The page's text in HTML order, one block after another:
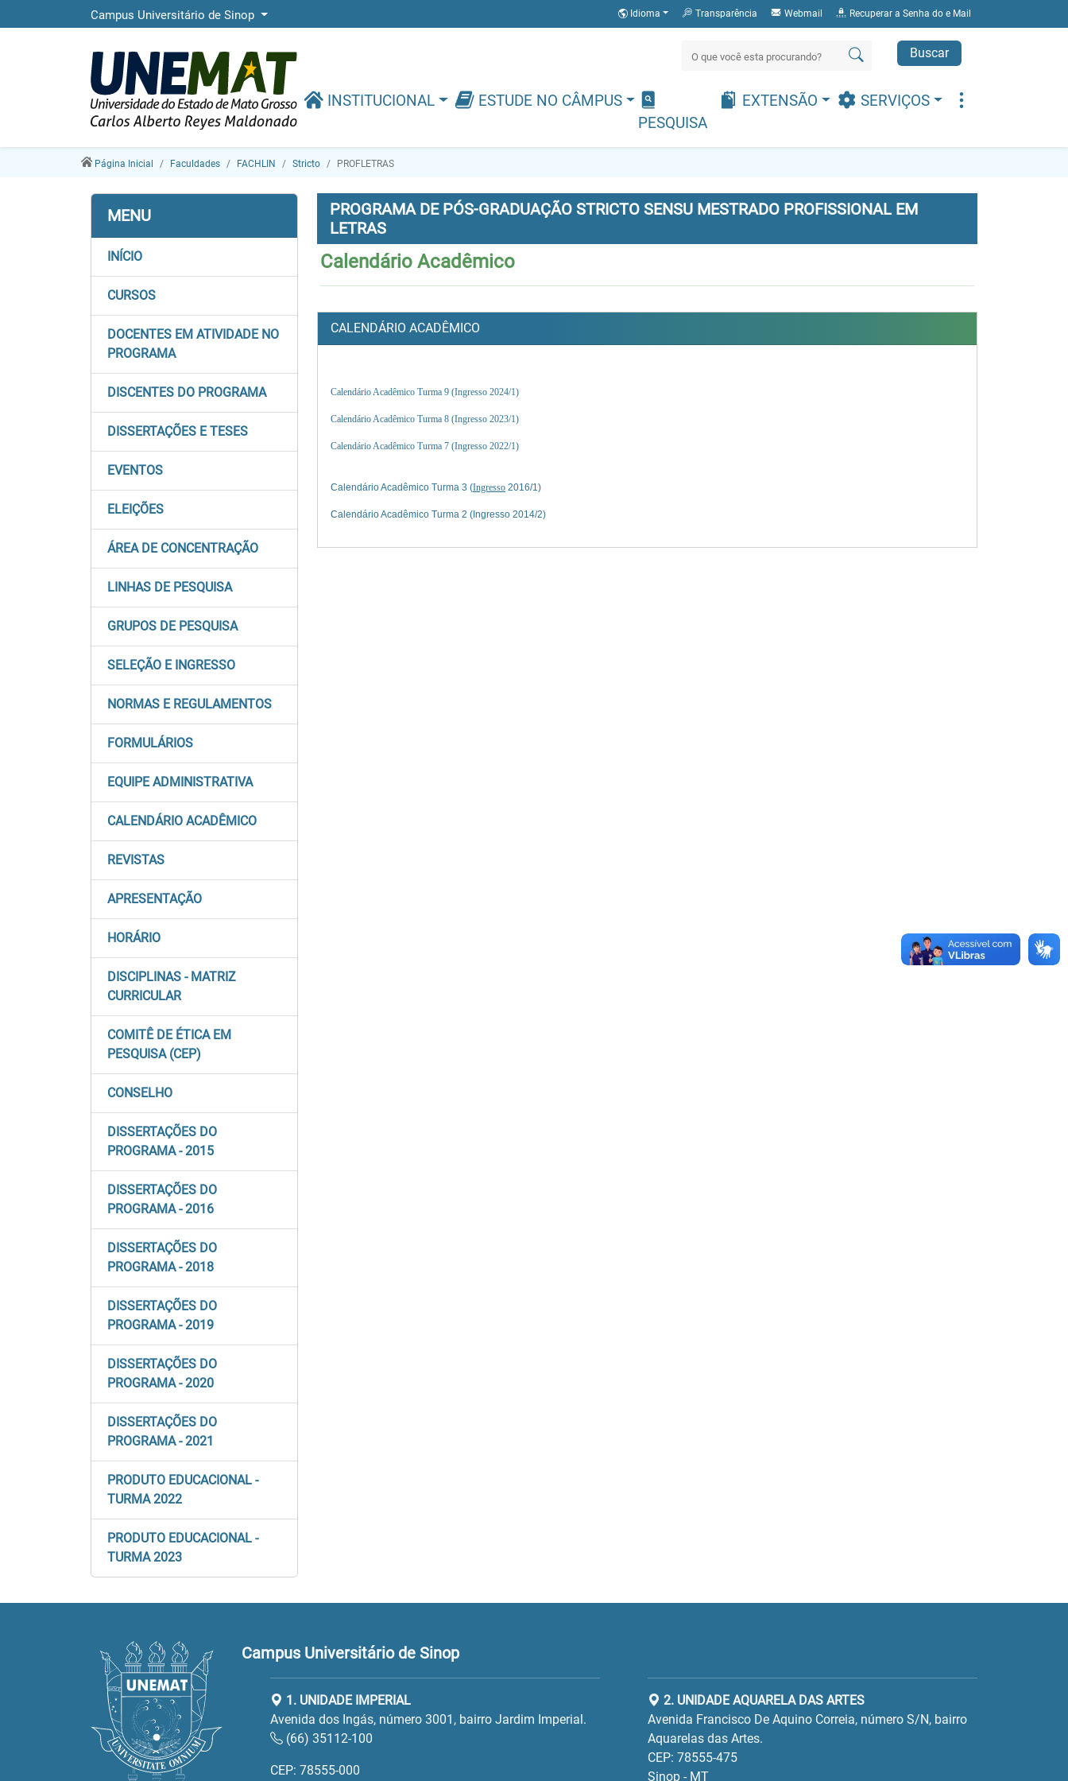
Campus Universitário de Sinop Idioma Transparência Webmail Recuperar a Senha do e Mail
Buscar
INSTITUCIONAL
ESTUDE NO CÂMPUS
PESQUISA
EXTENSÃO SERVIÇOS
Página Inicial Faculdades FACHLIN Stricto PROFLETRAS
MENU
INÍCIO
CURSOS
DOCENTES EM ATIVIDADE NO
PROGRAMA
DISCENTES DO PROGRAMA
DISSERTAÇÕES E TESES
EVENTOS
ELEIÇÕES
ÁREA DE CONCENTRAÇÃO
LINHAS DE PESQUISA
GRUPOS DE PESQUISA
SELEÇÃO E INGRESSO
NORMAS E REGULAMENTOS
FORMULÁRIOS
EQUIPE ADMINISTRATIVA
CALENDÁRIO ACADÊMICO
REVISTAS
APRESENTAÇÃO
HORÁRIO
DISCIPLINAS - MATRIZ
CURRICULAR
COMITÊ DE ÉTICA EM
PESQUISA (CEP)
CONSELHO
DISSERTAÇÕES DO
PROGRAMA - 2015
DISSERTAÇÕES DO
PROGRAMA - 2016
DISSERTAÇÕES DO
PROGRAMA - 2018
DISSERTAÇÕES DO
PROGRAMA - 2019
DISSERTAÇÕES DO
PROGRAMA - 2020
DISSERTAÇÕES DO
PROGRAMA - 2021
PRODUTO EDUCACIONAL -
TURMA 2022
PRODUTO EDUCACIONAL -
TURMA 2023
PROGRAMA DE PÓS-GRADUAÇÃO STRICTO SENSU MESTRADO PROFISSIONAL EM
LETRAS
Calendário Acadêmico
CALENDÁRIO ACADÊMICO
Calendário Acadêmico Turma 9 (Ingresso 2024/1)
Calendário Acadêmico Turma 8 (Ingresso 2023/1)
Calendário Acadêmico Turma 7 (Ingresso 2022/1)
Calendário Acadêmico Turma 3 (Ingresso 2016/1)
Calendário Acadêmico Turma 2 (Ingresso 2014/2)
Campus Universitário de Sinop
1. UNIDADE IMPERIAL
Avenida dos Ingás, número 3001, bairro Jardim Imperial.
(66) 35112-100
CEP: 78555-000
2. UNIDADE AQUARELA DAS ARTES
Avenida Francisco De Aquino Correia, número S/N, bairro
Aquarelas das Artes.
CEP: 78555-475
Sinop - MT